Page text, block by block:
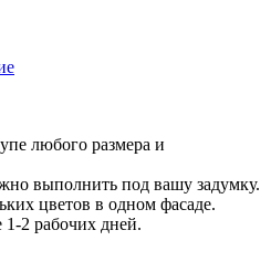
любого размера и
выполнить под вашу задумку.
цветов в одном фасаде.
1-2 рабочих дней.